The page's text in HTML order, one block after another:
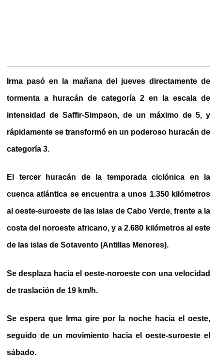
Irma pasó en la mañana del jueves directamente de
tormenta a huracán de categoría 2 en la escala de
intensidad de Saffir-Simpson, de un máximo de 5, y
rápidamente se transformó en un poderoso huracán de
categoría 3.
El tercer huracán de la temporada ciclónica en la
cuenca atlántica se encuentra a unos 1.350 kilómetros
al oeste-suroeste de las islas de Cabo Verde, frente a la
costa del noroeste africano, y a 2.680 kilómetros al este
de las islas de Sotavento (Antillas Menores).
Se desplaza hacia el oeste-noroeste con una velocidad
de traslación de 19 km/h.
Se espera que Irma gire por la noche hacia el oeste,
seguido de un movimiento hacia el oeste-suroeste el
sábado.